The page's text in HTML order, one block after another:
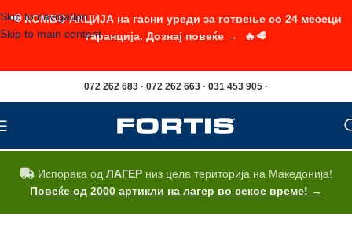
Skip to navigation
Skip to main content
072 262 683 · 072 262 663 · 031 453 905 ·
Испорака од ЛАГЕРниз цела територија на Македонија!
Повеќе од 2000 артикли на лагер во секое време! →
📢 КОМБО АКЦИЈА на гасни уреди за готвење со 24 месеци
гаранција. Дознај повеќе → 🔥🥩